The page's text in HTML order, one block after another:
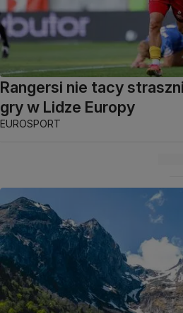
Rangersi nie tacy
gry w Lidze Europy
EUROSPORT